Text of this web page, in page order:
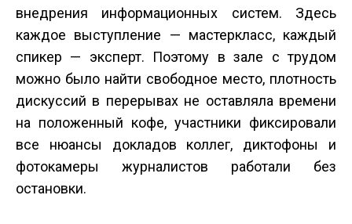
внедрения информационных систем. Здесь
каждое выступление — мастер­класс, каждый
спикер — эксперт. Поэтому в зале с трудом
можно было найти свободное место, плотность
дискуссий в перерывах не оставляла времени
на положенный кофе, участники фиксировали
все нюансы докладов коллег, диктофоны и
фотокамеры журналистов работали без
остановки.